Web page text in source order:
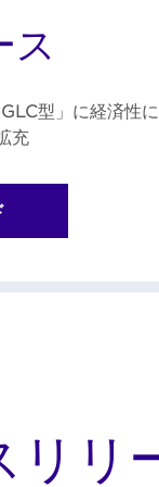
ス
型」に経済性に
充
リリ